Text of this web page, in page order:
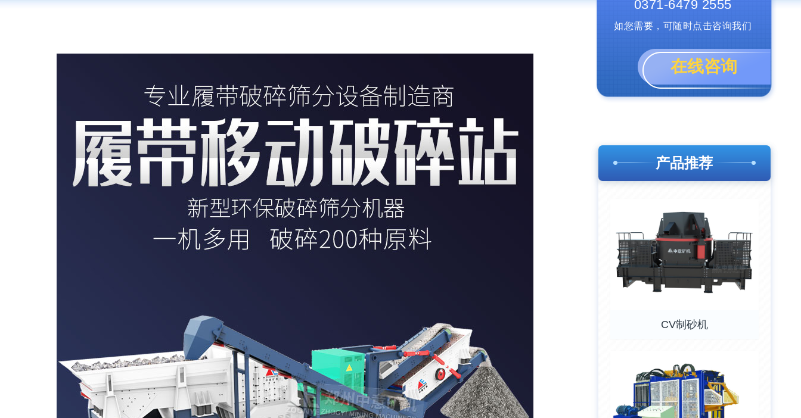
0371-6479 2555
如您需要，可随时点击咨询我们
在线咨询
产品推荐
CV制砂机